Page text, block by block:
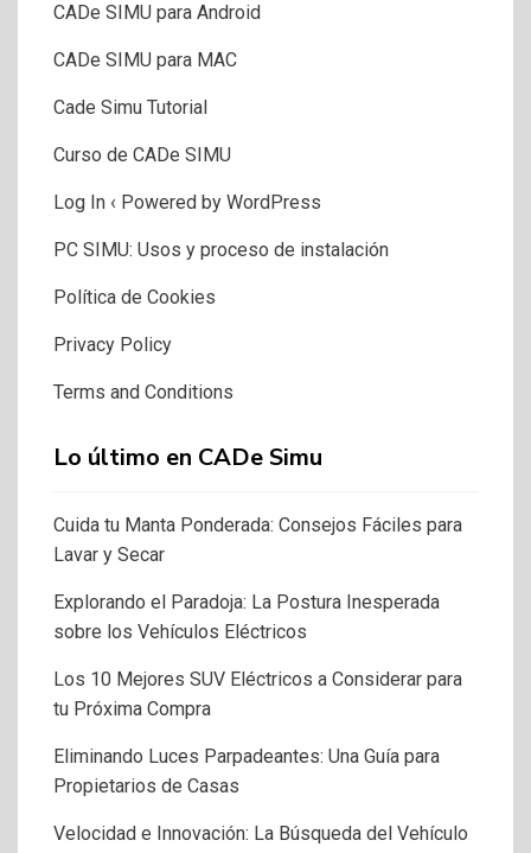
CADe SIMU para Android
CADe SIMU para MAC
Cade Simu Tutorial
Curso de CADe SIMU
Log In ‹ Powered by WordPress
PC SIMU: Usos y proceso de instalación
Política de Cookies
Privacy Policy
Terms and Conditions
Lo último en CADe Simu
Cuida tu Manta Ponderada: Consejos Fáciles para
Lavar y Secar
Explorando el Paradoja: La Postura Inesperada
sobre los Vehículos Eléctricos
Los 10 Mejores SUV Eléctricos a Considerar para
tu Próxima Compra
Eliminando Luces Parpadeantes: Una Guía para
Propietarios de Casas
Velocidad e Innovación: La Búsqueda del Vehículo